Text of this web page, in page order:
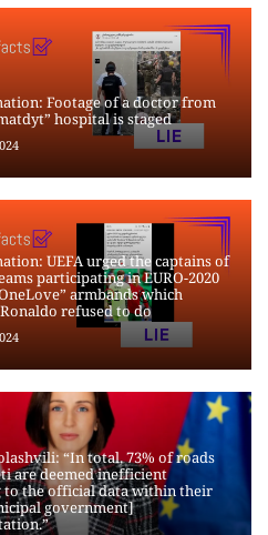
Footage of a doctor from
hospital is staged
UEFA urged the captains of
participating in EURO-2020
armbands which
refused to do
“In total, 73% of roads
are deemed inefficient
to the official data within their
government]